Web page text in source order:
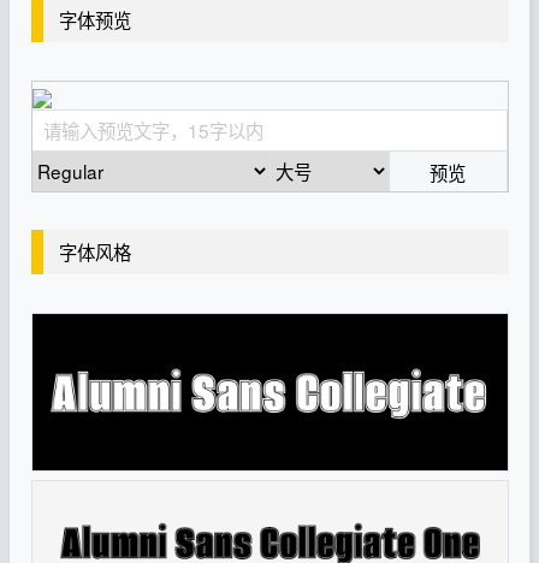
字体预览
预览
字体风格